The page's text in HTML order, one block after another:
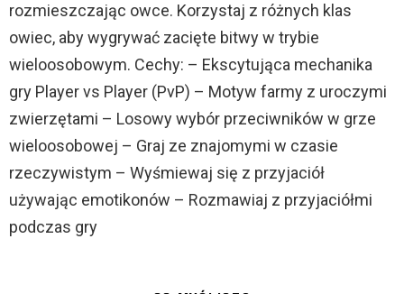
rozmieszczając owce. Korzystaj z różnych klas
owiec, aby wygrywać zacięte bitwy w trybie
wieloosobowym. Cechy: – Ekscytująca mechanika
gry Player vs Player (PvP) – Motyw farmy z uroczymi
zwierzętami – Losowy wybór przeciwników w grze
wieloosobowej – Graj ze znajomymi w czasie
rzeczywistym – Wyśmiewaj się z przyjaciół
używając emotikonów – Rozmawiaj z przyjaciółmi
podczas gry